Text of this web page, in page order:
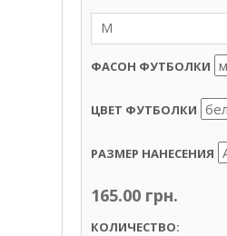
M
ФАСОН ФУТБОЛКИ
ЦВЕТ ФУТБОЛКИ
РАЗМЕР НАНЕСЕНИЯ
165.00 грн.
КОЛИЧЕСТВО: